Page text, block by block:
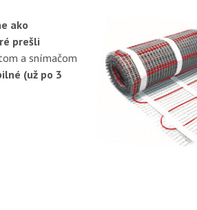
ako
prešli
a snímačom
(už po 3